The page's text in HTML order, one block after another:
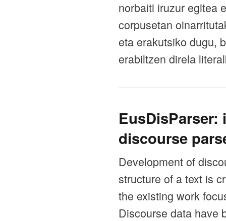
norbaiti iruzur egitea
corpusetan
eta erakutsiko dugu,
erabiltzen direla
discourse
Development of
structure of a text is
the existing work
Discourse data have